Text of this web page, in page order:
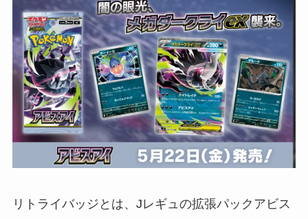
リトライバッジとは、Jレギュの拡張パックアビス